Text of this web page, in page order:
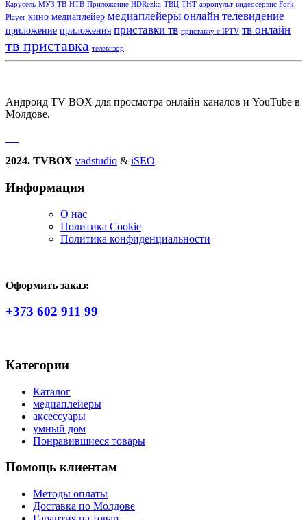
Карусель МУЗ ТВ НТВ Приложение HDRezka ТВЦ ТНТ аэропульт видеосервис Fork
Player кино медиаплейер медиаплейеры онлайн телевидение
приложение приложения приставки тв приставку с IPTV тв онлайн
тв приставка телевизор
Андроид TV BOX для просмотра онлайн каналов и YouTube в
Молдове.
2024. TVBOX vadstudio & iSEO
Информация
О нас
Политика Сookie
Политика конфиденциальности
Оформить заказ:
+373 602 911 99
Категории
Каталог
медиаплейеры
аксессуары
умный дом
Понравившиеся товары
Помощь клиентам
Методы оплаты
Доставка по Молдове